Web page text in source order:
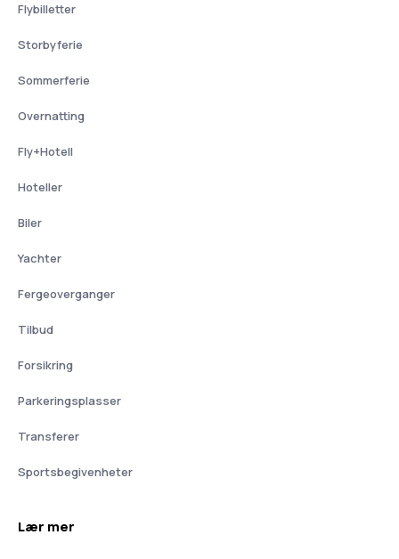
Flybilletter
Storbyferie
Sommerferie
Overnatting
Fly+Hotell
Hoteller
Biler
Yachter
Fergeoverganger
Tilbud
Forsikring
Parkeringsplasser
Transferer
Sportsbegivenheter
Lær mer